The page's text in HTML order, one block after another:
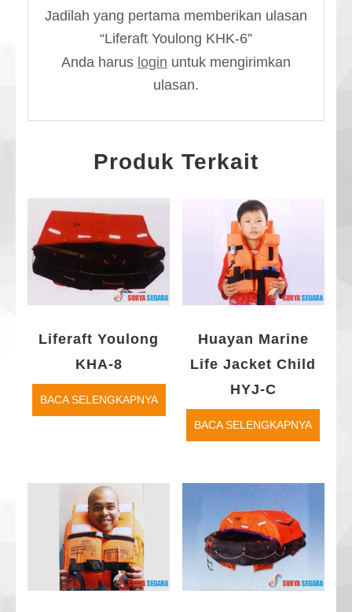
Jadilah yang pertama memberikan ulasan
“Liferaft Youlong KHK-6”
Anda harus login untuk mengirimkan
ulasan.
Produk Terkait
Liferaft Youlong
KHA-8
BACA SELENGKAPNYA
Huayan Marine
Life Jacket Child
HYJ-C
BACA SELENGKAPNYA